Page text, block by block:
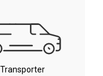
Transporter